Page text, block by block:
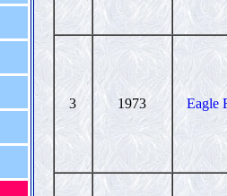
3 1973 Eagle